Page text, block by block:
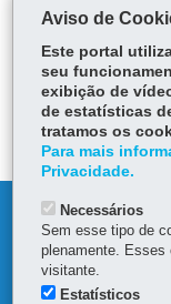
e programa
ÓRGÃO
DEIXE SUA
DENUNCIE
Aviso de
Este portal
seu
exibição de
de estatísticas
tratamos os
Para mais
Privacidade.
Necessários
Sem esse tipo de
plenamente. Esses
visitante.
Estatísticos